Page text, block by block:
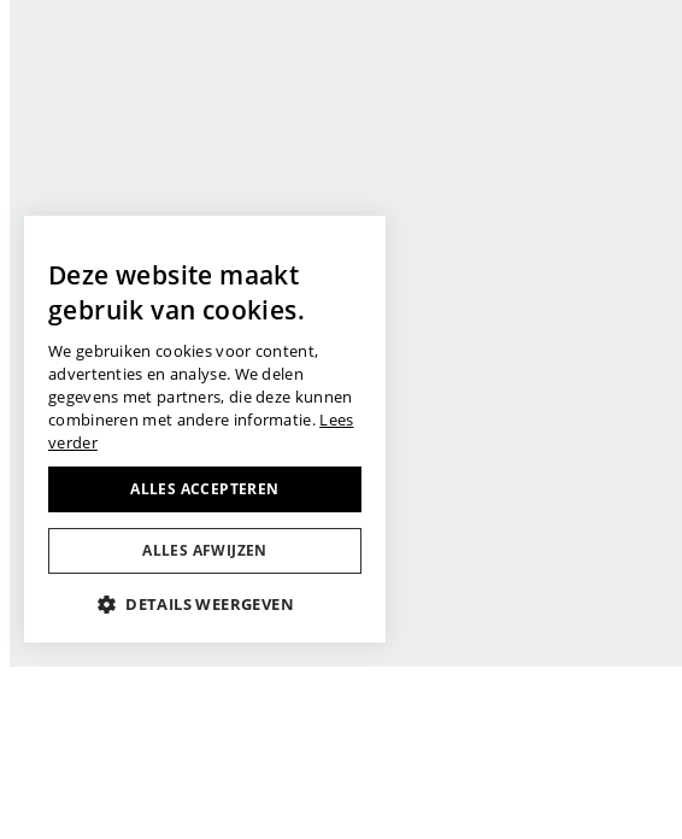
Deze website maakt
gebruik van cookies.
We gebruiken cookies voor content,
advertenties en analyse. We delen
gegevens met partners, die deze kunnen
combineren met andere informatie. Lees
verder
ALLES ACCEPTEREN
ALLES AFWIJZEN
DETAILS WEERGEVEN